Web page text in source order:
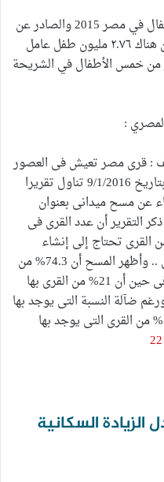
طبقا للمسح القومي لظاهرة عمل الأطفال في مصر 2015 والصادر عن
المجلس القومي للطفولة والأمومة فإن هناك ٢.٧٦ مليون طفل عامل
٢٦% أي أكثر من خمس الأطفال في الشريحة
: قرى مصر تعيش فى العصور
الوسطى، نشرموقع ” الشروق ” بحثا بتاريخ 9/1/2016 تناول تقريرا
عن مسح ميدانى بعنوان
التقرير أن عدد القرى فى
قرية، تبين إن نحو 60% من القرى تحتاج إلى إنشاء
مدارس و37% يحتاج إلى مركز ثقافى .. وأظهر المسح أن 74.3% من
قرى مصر لا يوجد بها صرف صحى، فى حين أن 21% من القرى بها
ضآلة النسبة التى يوجد بها
صرف صحى فى قرى مصر، فإن 52.6% من القرى التى يوجد بها
السكانية